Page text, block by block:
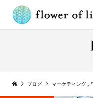
ブログ マーケティング